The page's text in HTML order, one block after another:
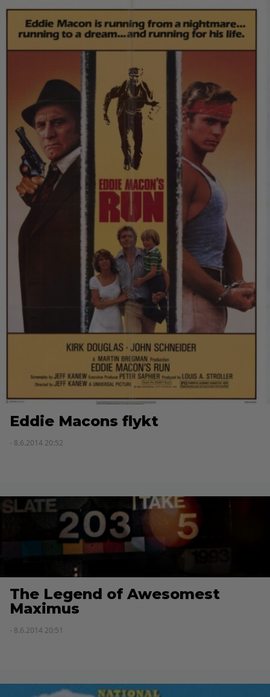
Eddie Macons flykt
- 8.6.2014 20:52
The Legend of Awesomest
Maximus
- 8.6.2014 20:51